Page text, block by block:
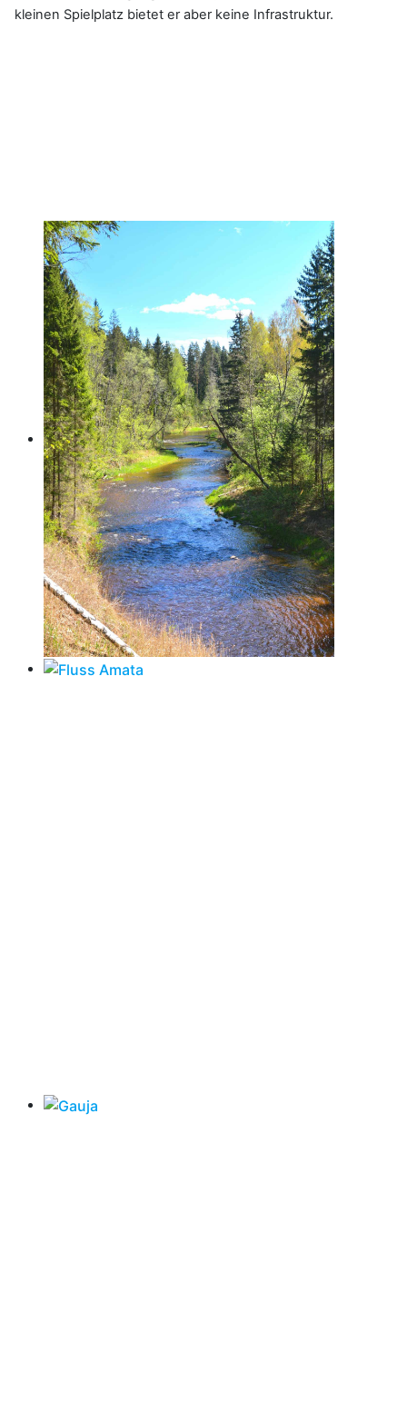
kleinen Spielplatz bietet er aber keine Infrastruktur.